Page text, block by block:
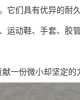
们具有优异的耐
动鞋、手套、胶
一份微小却坚定的